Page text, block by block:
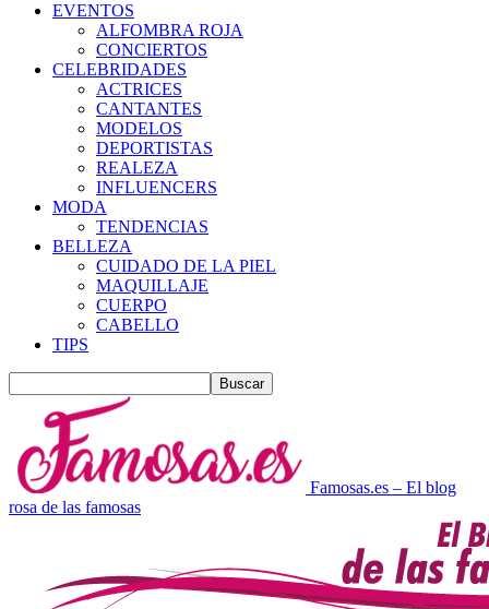
EVENTOS
ALFOMBRA ROJA
CONCIERTOS
CELEBRIDADES
ACTRICES
CANTANTES
MODELOS
DEPORTISTAS
REALEZA
INFLUENCERS
MODA
TENDENCIAS
BELLEZA
CUIDADO DE LA PIEL
MAQUILLAJE
CUERPO
CABELLO
TIPS
Famosas.es – El blog
rosa de las famosas